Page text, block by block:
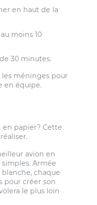
en haut de la
moins 10
30 minutes.
les méninges pour
en équipe.
en papier? Cette
avion en
simples. Armée
chaque
pour créer son
le plus loin